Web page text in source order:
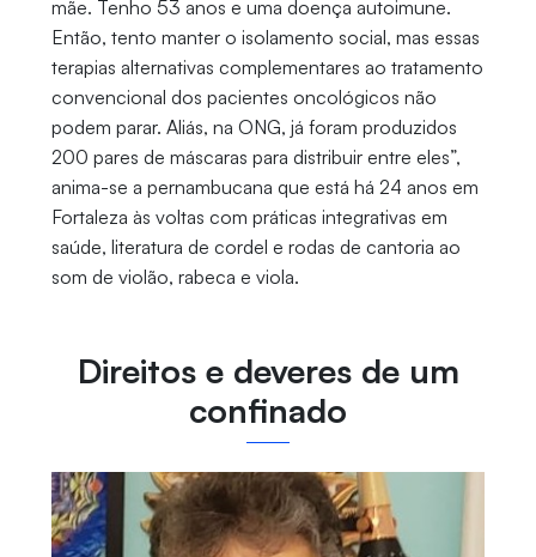
mãe. Tenho 53 anos e uma doença autoimune.
Então, tento manter o isolamento social, mas essas
terapias alternativas complementares ao tratamento
convencional dos pacientes oncológicos não
podem parar. Aliás, na ONG, já foram produzidos
200 pares de máscaras para distribuir entre eles”,
anima-se a pernambucana que está há 24 anos em
Fortaleza às voltas com práticas integrativas em
saúde, literatura de cordel e rodas de cantoria ao
som de violão, rabeca e viola.
Direitos e deveres de um
confinado